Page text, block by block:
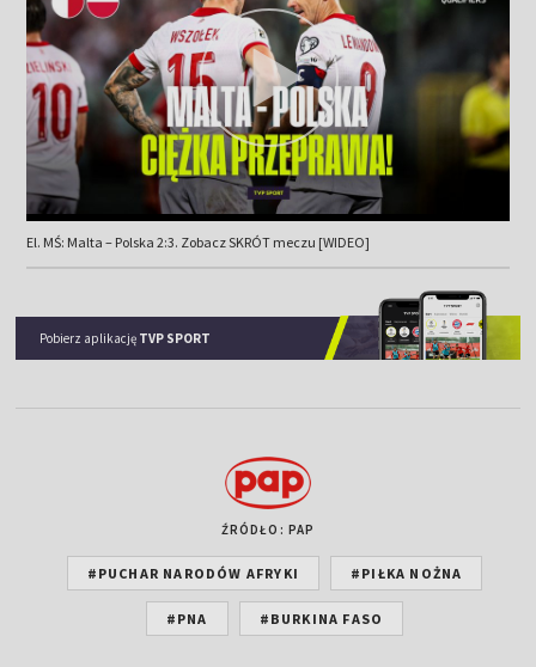
El. MŚ: Malta – Polska 2:3. Zobacz SKRÓT meczu [WIDEO]
Pobierz aplikację TVP SPORT
ŹRÓDŁO: PAP
#PUCHAR NARODÓW AFRYKI #PIŁKA NOŻNA
#PNA #BURKINA FASO